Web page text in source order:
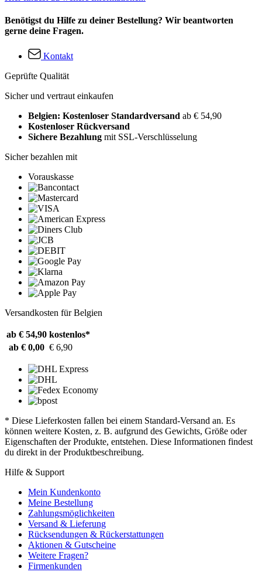
Benötigst du Hilfe zu deiner Bestellung? Wir beantworten
gerne deine Fragen.
Kontakt
Geprüfte Qualität
Sicher und vertraut einkaufen
Belgien: Kostenloser Standardversand ab € 54,90
Kostenloser Rückversand
Sichere Bezahlung mit SSL-Verschlüsselung
Sicher bezahlen mit
Vorauskasse
Versandkosten für Belgien
ab € 54,90 kostenlos*
ab € 0,00 € 6,90
* Diese Lieferkosten fallen bei einem Standard-Versand an. Es
können weitere Kosten, z. B. aufgrund des Gewichts, Größe oder
Eigenschaften der Produkte, entstehen. Diese Informationen findest
du direkt in der Produktbeschreibung.
Hilfe & Support
Mein Kundenkonto
Meine Bestellung
Zahlungsmöglichkeiten
Versand & Lieferung
Rücksendungen & Rückerstattungen
Aktionen & Gutscheine
Weitere Fragen?
Firmenkunden